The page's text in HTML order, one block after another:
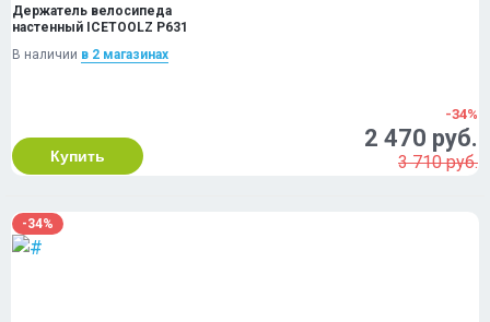
Держатель велосипеда
настенный ICETOOLZ P631
В наличии в 2 магазинах
Купить
-34%
2 470 руб.
3 710 руб.
-34%